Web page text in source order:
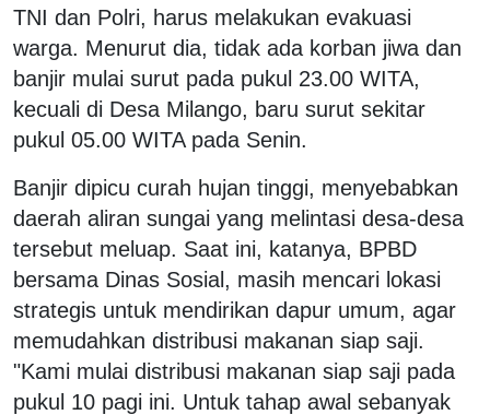
TNI dan Polri, harus melakukan evakuasi
warga. Menurut dia, tidak ada korban jiwa dan
banjir mulai surut pada pukul 23.00 WITA,
kecuali di Desa Milango, baru surut sekitar
pukul 05.00 WITA pada Senin.
Banjir dipicu curah hujan tinggi, menyebabkan
daerah aliran sungai yang melintasi desa-desa
tersebut meluap. Saat ini, katanya, BPBD
bersama Dinas Sosial, masih mencari lokasi
strategis untuk mendirikan dapur umum, agar
memudahkan distribusi makanan siap saji.
"Kami mulai distribusi makanan siap saji pada
pukul 10 pagi ini. Untuk tahap awal sebanyak